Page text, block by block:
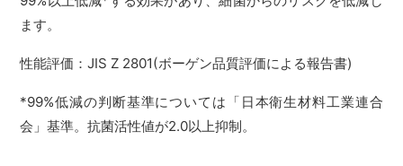
ます。
性能評価：JIS Z 2801(ボーゲン品質評価による報告書)
*99%低減の判断基準については「日本衛生材料工業連合
会」基準。抗菌活性値が2.0以上抑制。